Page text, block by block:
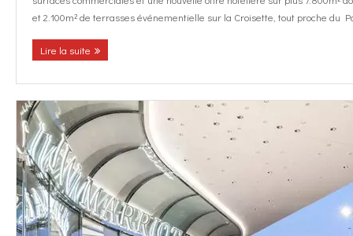
et 2.100m² de terrasses événementielle sur la Croisette, tout proche du
Lire la suite